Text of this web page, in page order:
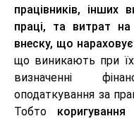
працівників, інших
праці, та витрат
внеску, що
що виникають при
визначенні
оподаткування за
Тобто